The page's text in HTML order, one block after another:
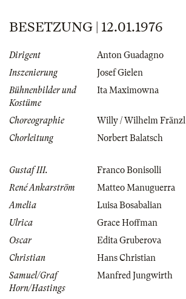
BESETZUNG | 12.01.1976
Dirigent
Anton Guadagno
Inszenierung
Josef Gielen
Bühnenbilder und
Kostüme
Ita Maximowna
Choreographie
Willy / Wilhelm Fränzl
Chorleitung
Norbert Balatsch
Gustaf III.
Franco Bonisolli
René Ankarström
Matteo Manuguerra
Amelia
Luisa Bosabalian
Ulrica
Grace Hoffman
Oscar
Edita Gruberova
Christian
Hans Christian
Samuel/Graf
Horn/Hastings
Manfred Jungwirth